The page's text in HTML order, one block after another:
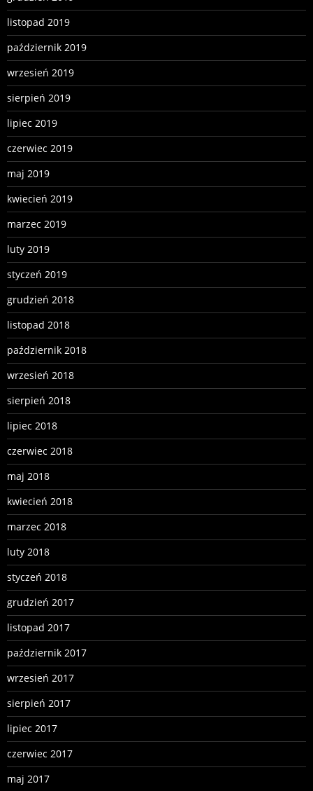
listopad 2019
październik 2019
wrzesień 2019
sierpień 2019
lipiec 2019
czerwiec 2019
maj 2019
kwiecień 2019
marzec 2019
luty 2019
styczeń 2019
grudzień 2018
listopad 2018
październik 2018
wrzesień 2018
sierpień 2018
lipiec 2018
czerwiec 2018
maj 2018
kwiecień 2018
marzec 2018
luty 2018
styczeń 2018
grudzień 2017
listopad 2017
październik 2017
wrzesień 2017
sierpień 2017
lipiec 2017
czerwiec 2017
maj 2017